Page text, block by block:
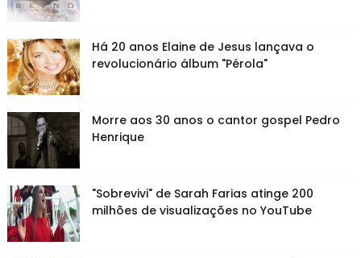
Há 20 anos Elaine de Jesus lançava o
revolucionário álbum "Pérola"
Morre aos 30 anos o cantor gospel Pedro
Henrique
"Sobrevivi" de Sarah Farias atinge 200
milhões de visualizações no YouTube